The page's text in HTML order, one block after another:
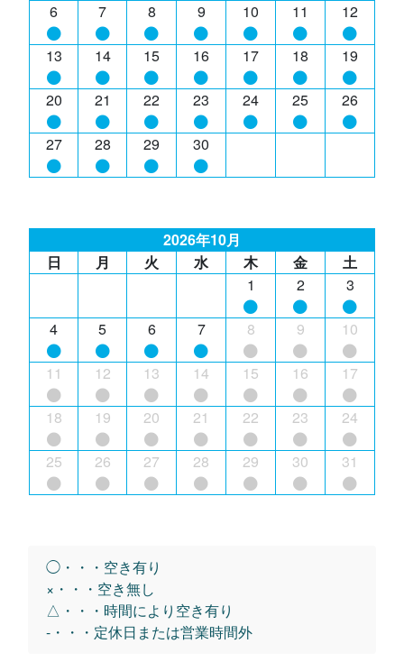
6 7 8 9 10 11 12
13 14 15 16 17 18 19
20 21 22 23 24 25 26
27 28 29 30
2026年10月
日
月 火 水 木 金
土
1
2 3
4 5 6 7 8 9 10
11 12 13 14 15 16 17
18 19 20 21 22 23 24
25 26 27 28 29 30 31
◯・・・空き有り
×・・・空き無し
△・・・時間により空き有り
-・・・定休日または営業時間外